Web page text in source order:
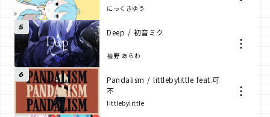
にっくきゆう
5 Deep / 初音ミク
袖野 あらわ
6
Pandalism / littlebylittle feat.可
不
littlebylittle